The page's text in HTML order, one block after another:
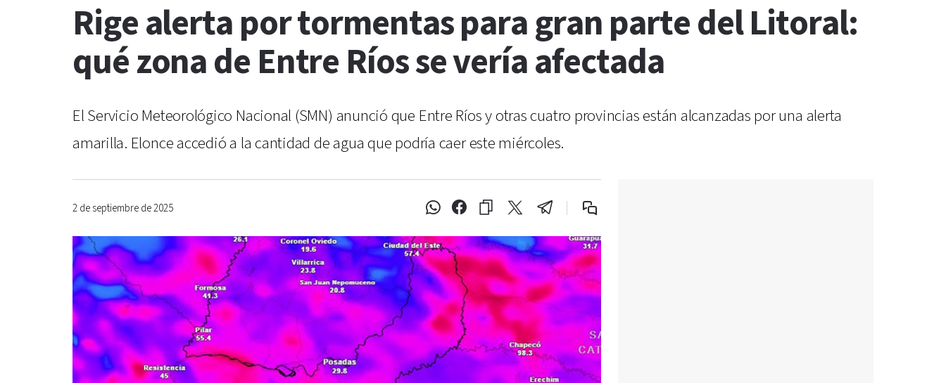
Rige alerta por tormentas para gran parte del Litoral:
qué zona de Entre Ríos se vería afectada
El Servicio Meteorológico Nacional (SMN) anunció que Entre Ríos y otras cuatro provincias están alcanzadas por una alerta
amarilla. Elonce accedió a la cantidad de agua que podría caer este miércoles.
2 de septiembre de 2025